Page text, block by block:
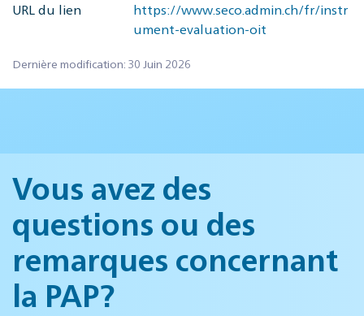
URL du lien
https://www.seco.admin.ch/fr/instr
ument-evaluation-oit
Dernière modification: 30 Juin 2026
Vous avez des
questions ou des
remarques concernant
la PAP?